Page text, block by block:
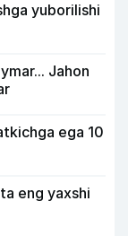
yuborilishi
Jahon
ega 10
eng yaxshi